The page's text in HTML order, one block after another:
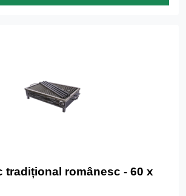
tradițional românesc - 60 x